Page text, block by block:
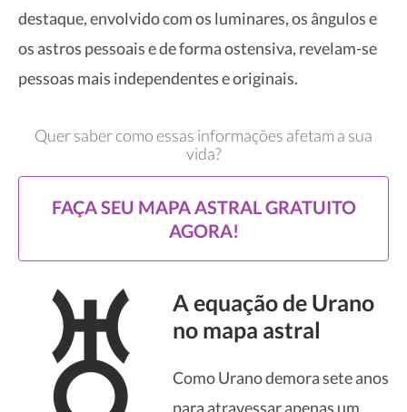
destaque, envolvido com os luminares, os ângulos e
os astros pessoais e de forma ostensiva, revelam-se
pessoas mais independentes e originais.
Quer saber como essas informações afetam a sua
vida?
FAÇA SEU MAPA ASTRAL GRATUITO
AGORA!
A equação de Urano
no mapa astral
Como Urano demora sete anos
para atravessar apenas um